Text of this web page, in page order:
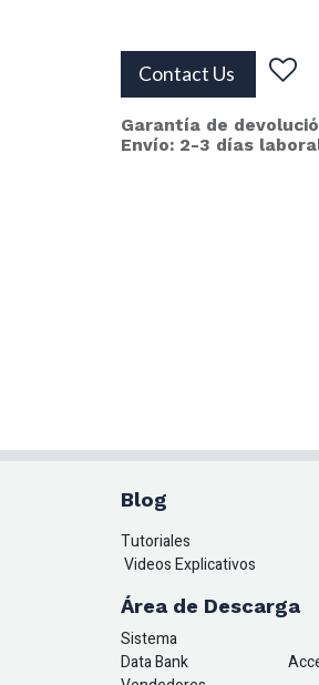
Contact Us
Garantía de
Envío: 2-3 días
Blog
Tutoriales
Videos Explicativos
Área de Descarga
Sistema
Data Bank
A